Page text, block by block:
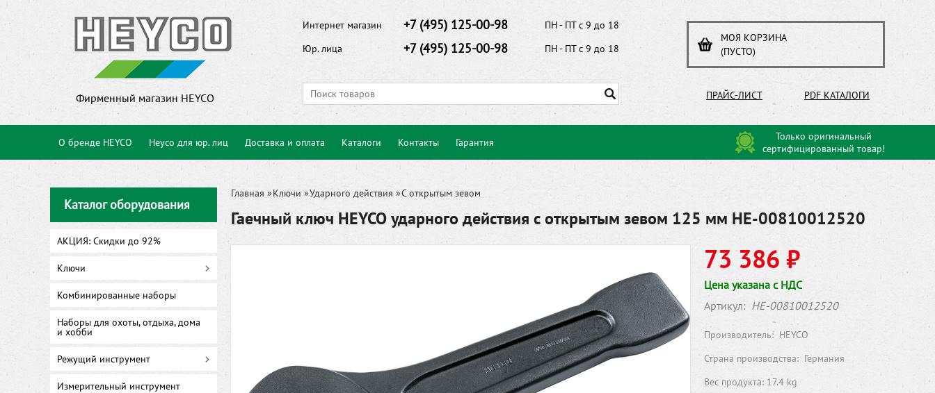
Фирменный магазин HEYCO
Интернет магазин +7 (495) 125-00-98
ПН - ПТ с 9 до 18
Юр. лица
+7 (495) 125-00-98 ПН - ПТ с 9 до 18
МОЯ КОРЗИНА
(ПУСТО)
ПРАЙС-ЛИСТ PDF КАТАЛОГИ
О бренде HEYCO Heyco для юр. лиц Доставка и оплата Каталоги Контакты Гарантия
Только оригинальный
сертифицированный товар!
Каталог оборудования
АКЦИЯ: Скидки до 92%
Ключи
Комбинированные наборы
Наборы для охоты, отдыха, дома
и хобби
Режущий инструмент
Измерительный инструмент
Главная »Ключи »Ударного действия »С открытым зевом
Гаечный ключ HEYCO ударного действия с открытым зевом 125 мм HE-00810012520
73 386 ₽
Цена указана с НДС
Артикул: HE-00810012520
Производитель: HEYCO
Страна производства: Германия
Вес продукта: 17.4 kg